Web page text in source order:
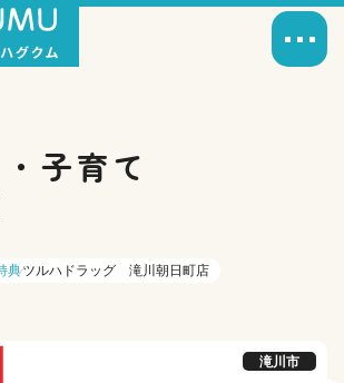
子育て
典ツルハドラッグ 滝川朝日町店
滝川市